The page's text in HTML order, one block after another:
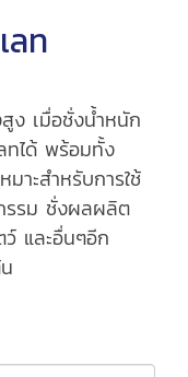
ลท
ง เมื่อชั่งน้ำหนัก
ทได้ พร้อมทั้ง
าะสำหรับการใช้
รรม ชั่งผลผลิต
และอื่นๆอีก